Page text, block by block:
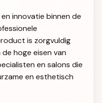
innovatie binnen de
is zorgvuldig
hoge eisen van
en salons die
en esthetisch